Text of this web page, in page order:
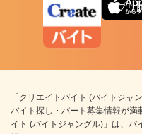
アプリ
「クリエイトバイト (バイトジャ
バイト探し・パート募集情報が
イト (バイトジャングル)」は、